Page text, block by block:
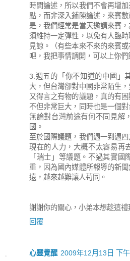
時間論述，所以我們不會再增
點，而非深入鋪陳論述，來賓
是，我們經常是當天邀請來賓
須維持一定彈性，以免有人臨
見諒。（有些本來不來的來賓
吧，我把事情調開，可以上你們
3.週五的「你不知道的中國」
大，但台灣卻對中國非常陌生
又得言之有物的議題，真的有
不但非常巨大，同時也是一個
無論對台灣前途有何不同見解
國。
至於國際議題，我們週一到週
現在的人力，大概不太容易再
「瑞士」等議題。不過其實
重，因為國內媒體所報導的新
遠，越來越難讓人苟同。
謝謝你的關心，小弟本想趁這
回覆
心靈覺醒 2009年12月13日 下